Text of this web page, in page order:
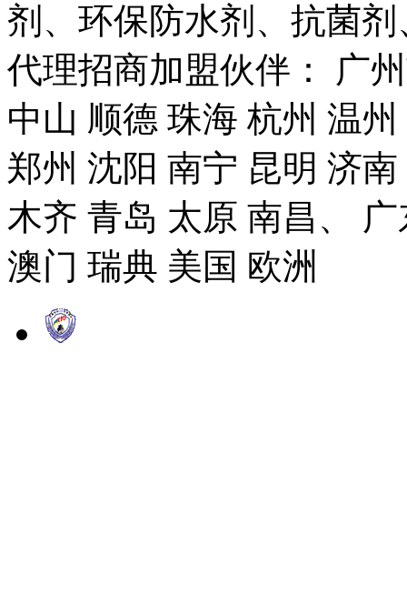
剂、环保防水剂、抗菌
代理招商加盟伙伴： 广
中山 顺德 珠海 杭州 温
郑州 沈阳 南宁 昆明 济
木齐 青岛 太原 南昌、
澳门 瑞典 美国 欧洲